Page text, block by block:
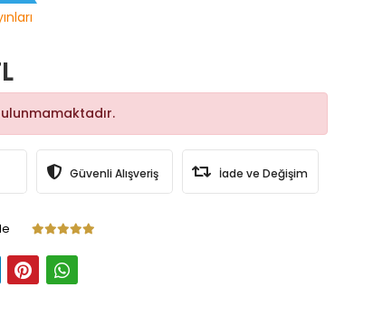
Güvenli Alışveriş İade ve Değişim